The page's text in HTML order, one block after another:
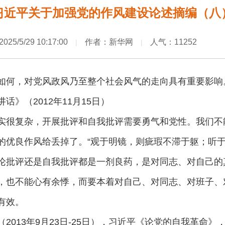
近平关于加强党的作风建设论述摘编（八
5/29 10:17:00 | 作者：新华网 | 人气：11252
何，对党风政风乃至整个社会风气的走向具有重要影响
》（2012年11月15日）
很复杂，开展批评和自我批评需要勇气和党性。我们
良作风给丢掉了。“观于明镜，则疵瑕不滞于躯；听
批评还是自我批评都是一剂良药，是对同志、对自己
也不能心有余悸，而要本着对自己、对同志、对班子
。
2013年9月23日-25日），习近平《论党的自我革命》